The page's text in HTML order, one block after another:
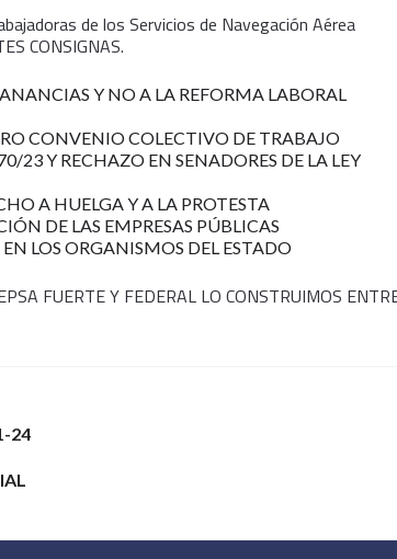
de los Servicios de Navegación Aérea
CONSIGNAS.
Y NO A LA REFORMA LABORAL
CONVENIO COLECTIVO DE TRABAJO
23 Y RECHAZO EN SENADORES DE LA LEY
A HUELGA Y A LA PROTESTA
DE LAS EMPRESAS PÚBLICAS
LOS ORGANISMOS DEL ESTADO
FUERTE Y FEDERAL LO CONSTRUIMOS
24